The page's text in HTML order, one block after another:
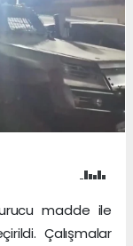
madde ile
Çalışmalar